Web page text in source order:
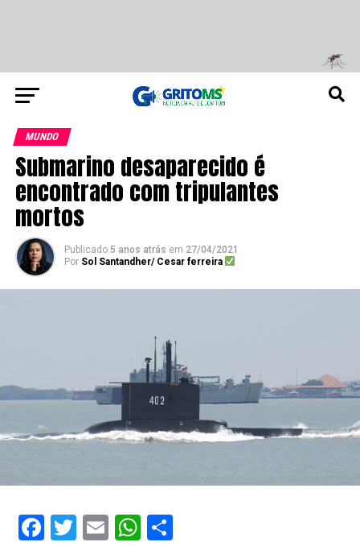
MUNDO
Submarino desaparecido é
encontrado com tripulantes
mortos
Publicado 5 anos atrás em 27/04/2021
Por Sol Santandher/ Cesar ferreira
Facebook
Twitter
EmailWhatsApp
Share